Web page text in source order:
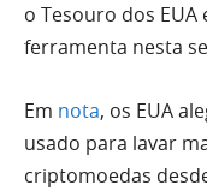
o Tesouro dos
ferramenta nesta
Em nota, os EUA
usado para lavar
criptomoedas